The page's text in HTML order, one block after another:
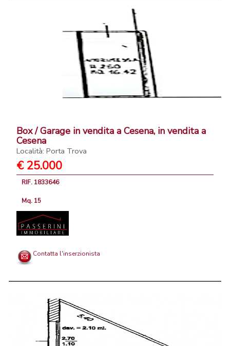
Box / Garage in vendita a Cesena, in vendita a
Cesena
Località: Porta Trova
€ 25.000
RIF. 1833646
Mq. 15
Contatta l'inserzionista